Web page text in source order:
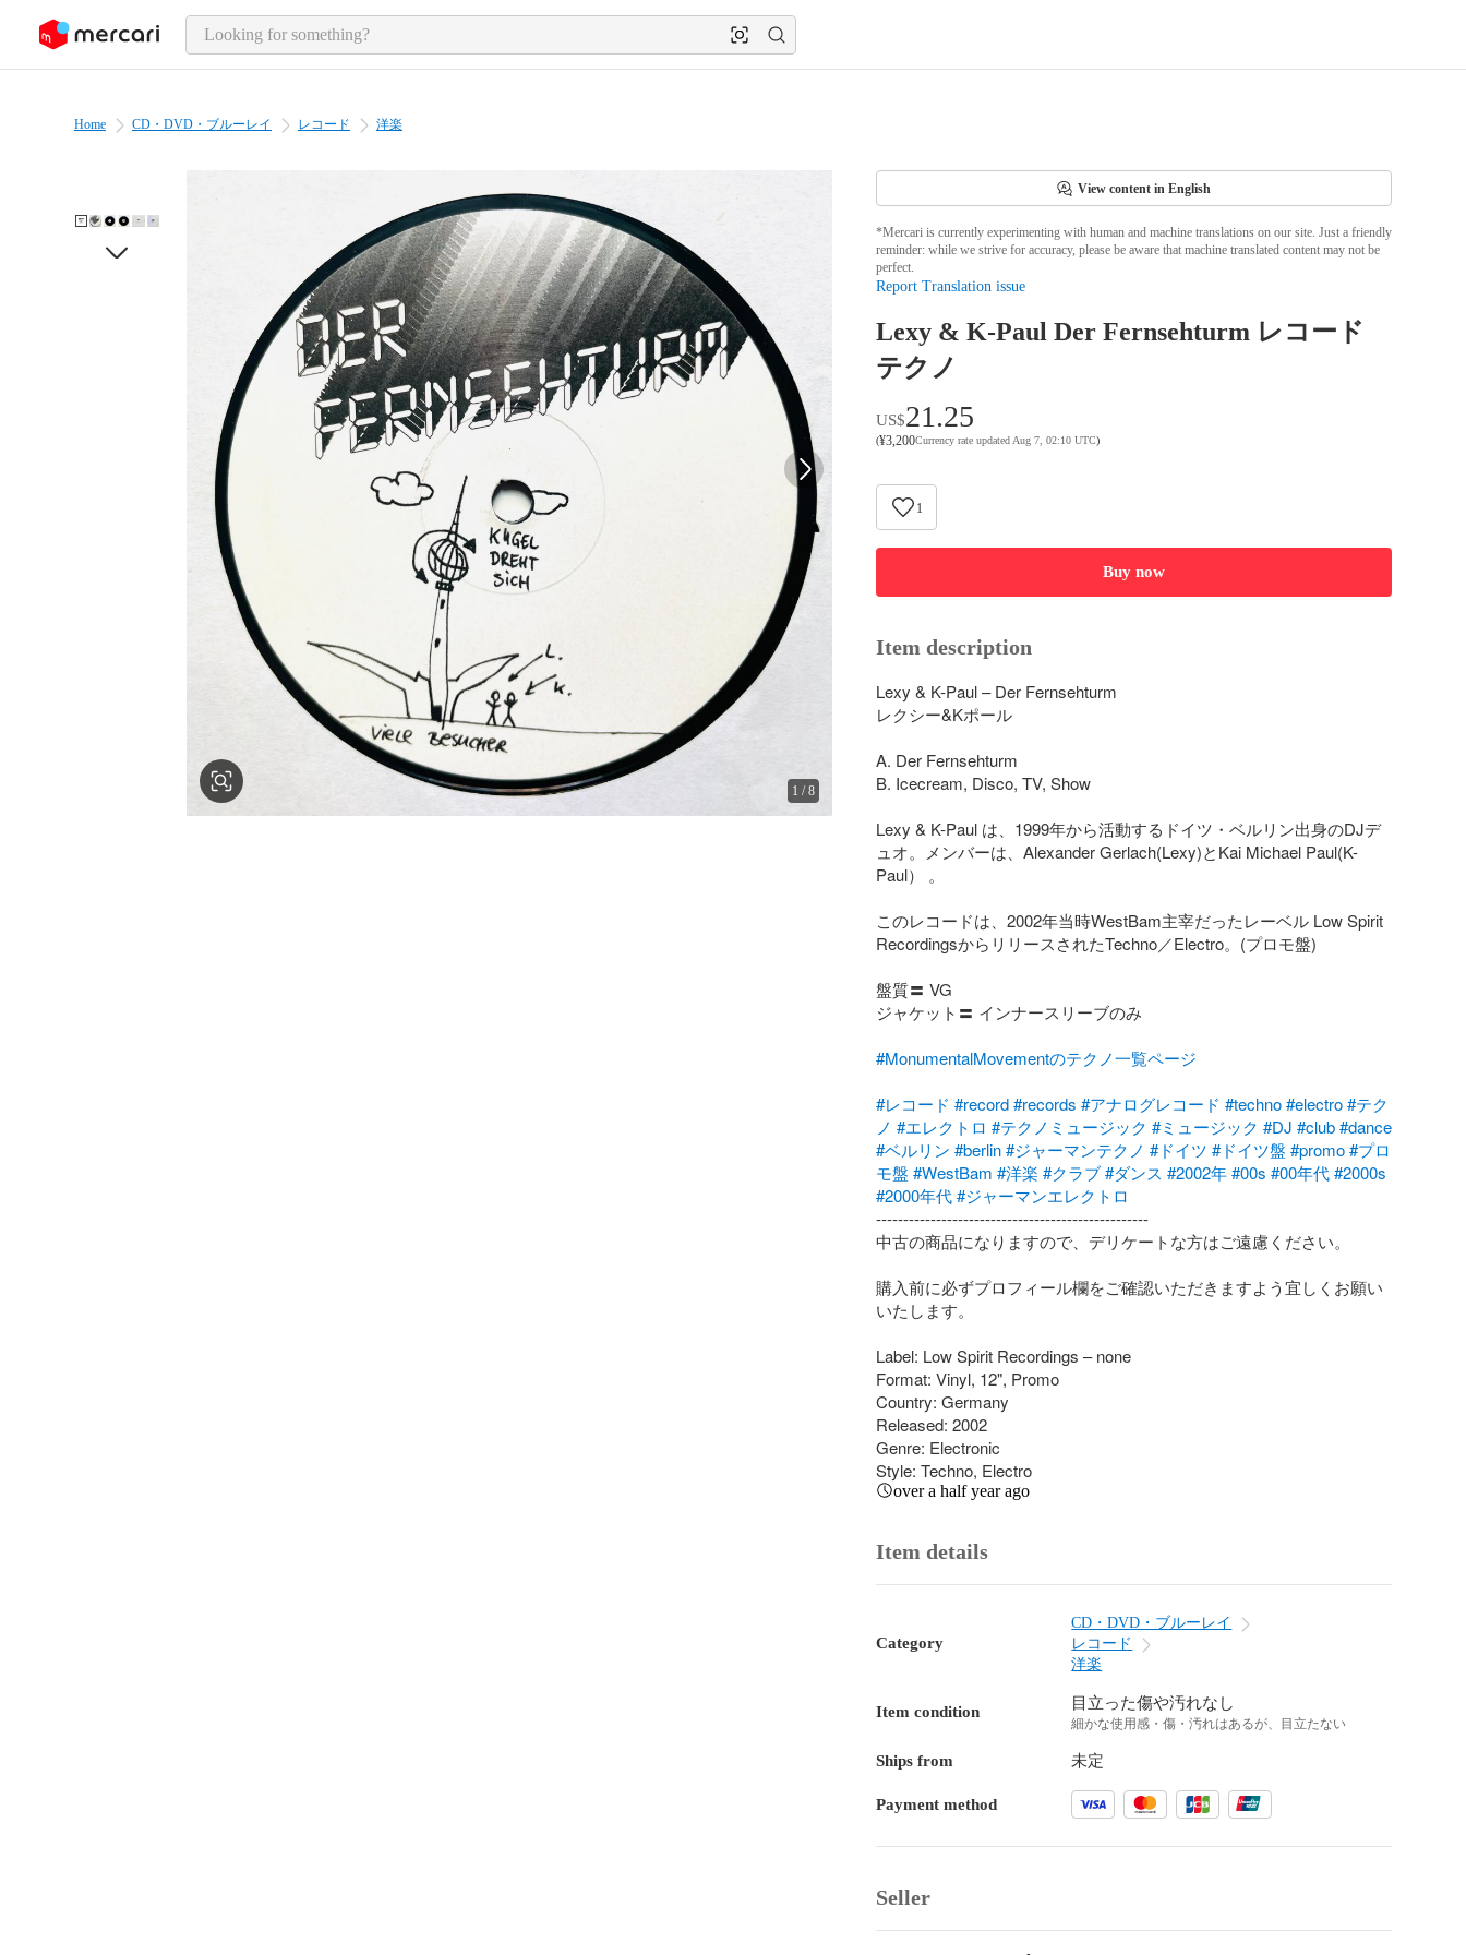
page content
Home CD・DVD・ブルーレイ レコード 洋楽
1 /8
View content in English
*Mercari is currently experimenting with human and machine translations on our site. Just a friendly
reminder: while we strive for accuracy, please be aware that machine translated content may not be
perfect.
Report Translation issue
Lexy & K-Paul Der Fernsehturm レコード
テクノ
US$21.25
(¥3,200Currency rate updated Aug 7, 02:10 UTC)
1
Buy now
Item description
Lexy & K-Paul – Der Fernsehturm
レクシー&Kポール
A. Der Fernsehturm
B. Icecream, Disco, TV, Show
Lexy & K-Paul は、1999年から活動するドイツ・ベルリン出身のDJデ
ュオ。メンバーは、Alexander Gerlach(Lexy)とKai Michael Paul(K-
Paul） 。
このレコードは、2002年当時WestBam主宰だったレーベル Low Spirit
RecordingsからリリースされたTechno／Electro。(プロモ盤)
盤質〓 VG
ジャケット〓 インナースリーブのみ
#MonumentalMovementのテクノ一覧ページ
#レコード #record #records #アナログレコード #techno #electro #テク
ノ #エレクトロ #テクノミュージック #ミュージック #DJ #club #dance
#ベルリン #berlin #ジャーマンテクノ #ドイツ #ドイツ盤 #promo #プロ
モ盤 #WestBam #洋楽 #クラブ #ダンス #2002年 #00s #00年代 #2000s
#2000年代 #ジャーマンエレクトロ
--------------------------------------------------
中古の商品になりますので、デリケートな方はご遠慮ください。
購入前に必ずプロフィール欄をご確認いただきますよう宜しくお願い
いたします。
Label: Low Spirit Recordings – none
Format: Vinyl, 12", Promo
Country: Germany
Released: 2002
Genre: Electronic
Style: Techno, Electro
over a half year ago
Item details
Category
CD・DVD・ブルーレイ
レコード
洋楽
Item condition 目立った傷や汚れなし
細かな使用感・傷・汚れはあるが、目立たない
Ships from 未定
Payment method
Seller